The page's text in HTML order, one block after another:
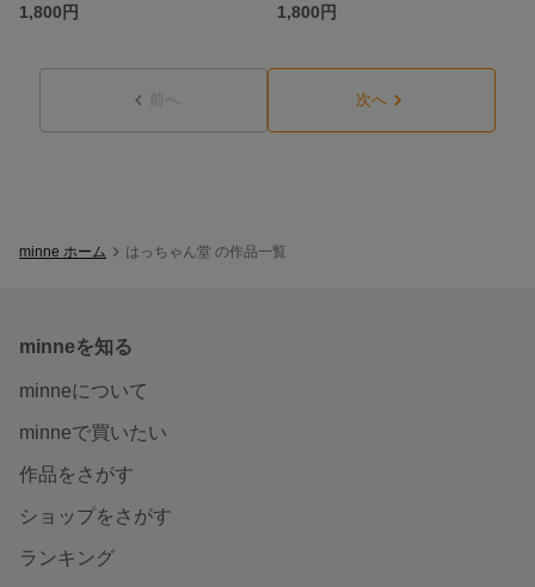
1,800円
1,800円
前へ 次へ
minne ホーム はっちゃん堂 の作品一覧
minneを知る
minneについて
minneで買いたい
作品をさがす
ショップをさがす
ランキング